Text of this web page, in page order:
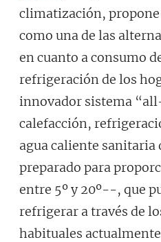
climatización,
como una de las
en cuanto a consumo
refrigeración de los
innovador sistema
calefacción,
agua caliente sanitaria
preparado para
entre 5º y 20º--, que
refrigerar a través de
habituales